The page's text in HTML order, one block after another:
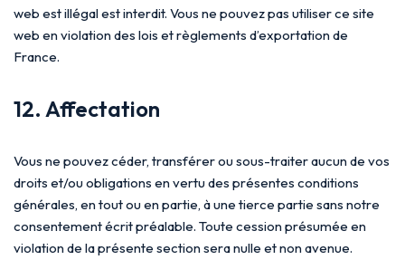
web est illégal est interdit. Vous ne pouvez pas utiliser ce site
web en violation des lois et règlements d’exportation de
France.
12. Affectation
Vous ne pouvez céder, transférer ou sous-traiter aucun de vos
droits et/ou obligations en vertu des présentes conditions
générales, en tout ou en partie, à une tierce partie sans notre
consentement écrit préalable. Toute cession présumée en
violation de la présente section sera nulle et non avenue.